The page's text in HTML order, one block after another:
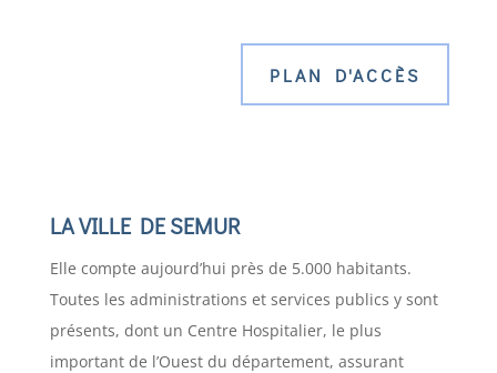
PLAN D'ACCÈS
LA VILLE DE SEMUR
Elle compte aujourd’hui près de 5.000 habitants.
Toutes les administrations et services publics y sont
présents, dont un Centre Hospitalier, le plus
important de l’Ouest du département, assurant